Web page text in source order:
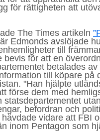
för rättigheten att
The Times artikeln
Edmonds avslöjade
till
bevis för att en
betalades
till köpare på
"Han hjälpte
förse dem med
statsdepartementet
befordran och
vidare att FBI
inom Pentagon som